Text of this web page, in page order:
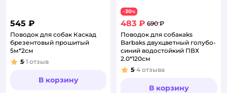
545 ₽
Поводок для собак Каскад
брезентовый прошитый
5м*2см
Рейтинг:
5 1 отзыв
В корзину
−30%
483 ₽ 690 ₽
Поводок для собакaks
Barbaks двухцветный голубо-
синий водостойкий ПВХ
2.0*120см
Рейтинг:
5 4 отзыва
В корзину